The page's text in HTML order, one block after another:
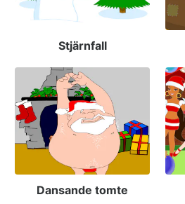
Stjärnfall
Dansande tomte